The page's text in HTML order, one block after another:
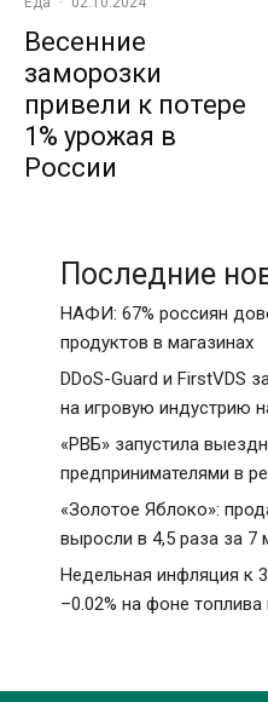
Весенние
заморозки
привели к потере
1% урожая в
России
Последние
НАФИ: 67% россиян
продуктов в магазинах
DDoS-Guard и FirstVDS
на игровую индустрию
«РВБ» запустила
предпринимателями в
«Золотое Яблоко»:
выросли в 4,5 раза за 7
Недельная инфляция к
–0.02% на фоне